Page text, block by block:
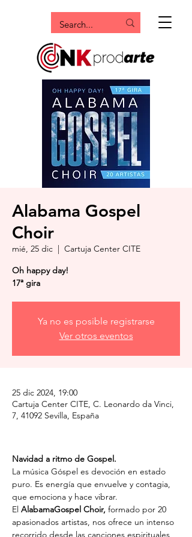
Alabama Gospel
Choir
mié, 25 dic
  |
Cartuja Center CITE
Oh happy day!
17ª gira
Ya no es posible registrarse
Ver otros eventos
25 dic 2024, 19:00
Cartuja Center CITE, C. Leonardo da Vinci,
7, 41092 Sevilla, España
Navidad a ritmo de Gospel.
La música Góspel es devoción en estado
puro. Es energía que envuelve y contagia,
que emociona y hace vibrar.
El AlabamaGospel Choir, formado por 20
apasionados artistas, nos ofrece un intenso
recorrido desde las canciones espirituales